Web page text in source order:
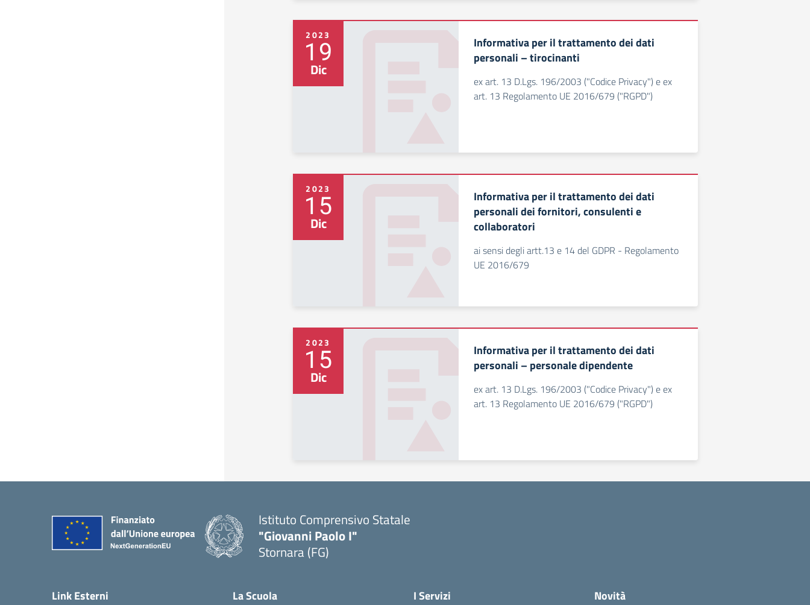
2023
19
Dic
Informativa per il trattamento dei dati
personali – tirocinanti
ex art. 13 D.Lgs. 196/2003 ("Codice Privacy") e ex
art. 13 Regolamento UE 2016/679 ("RGPD")
2023
15
Dic
Informativa per il trattamento dei dati
personali dei fornitori, consulenti e
collaboratori
ai sensi degli artt.13 e 14 del GDPR - Regolamento
UE 2016/679
2023
15
Dic
Informativa per il trattamento dei dati
personali – personale dipendente
ex art. 13 D.Lgs. 196/2003 ("Codice Privacy") e ex
art. 13 Regolamento UE 2016/679 ("RGPD")
Istituto Comprensivo Statale
"Giovanni Paolo I"
Stornara (FG)
Link Esterni La Scuola I Servizi Novità